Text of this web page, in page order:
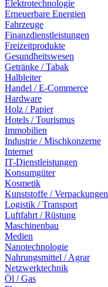
Elektrotechnologie
Erneuerbare Energien
Fahrzeuge
Finanzdienstleistungen
Freizeitprodukte
Gesundheitswesen
Getränke / Tabak
Halbleiter
Handel / E-Commerce
Hardware
Holz / Papier
Hotels / Tourismus
Immobilien
Industrie / Mischkonzerne
Internet
IT-Dienstleistungen
Konsumgüter
Kosmetik
Kunststoffe / Verpackungen
Logistik / Transport
Luftfahrt / Rüstung
Maschinenbau
Medien
Nanotechnologie
Nahrungsmittel / Agrar
Netzwerktechnik
Öl / Gas